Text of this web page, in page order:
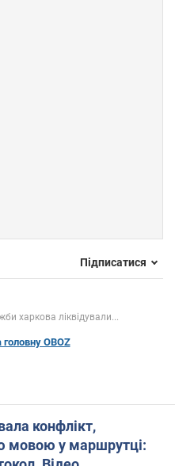
Підписатися
харкова ліквідували...
OBOZ
конфлікт,
мовою у маршрутці: